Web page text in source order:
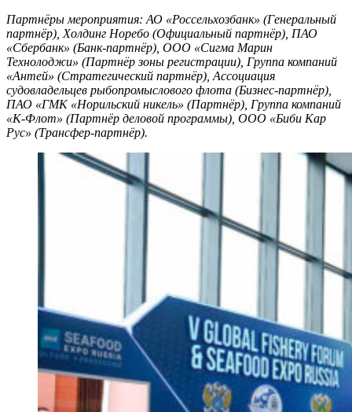
Партнёры мероприятия: АО «Россельхозбанк» (Генеральный
партнёр), Холдинг Норебо (Официальный партнёр), ПАО
«Сбербанк» (Банк-партнёр), ООО «Сигма Марин
Технолоджи» (Партнёр зоны регистрации), Группа компаний
«Антей» (Стратегический партнёр), Ассоциация
судовладельцев рыбопромыслового флота (Бизнес-партнёр),
ПАО «ГМК «Норильский никель» (Партнёр), Группа компаний
«К-Флот» (Партнёр деловой программы), ООО «Биби Кар
Рус» (Трансфер-партнёр).